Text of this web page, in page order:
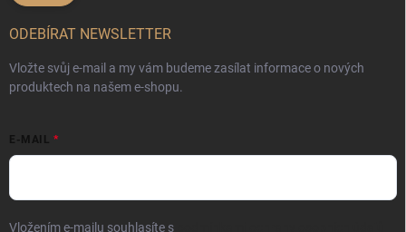
ODEBÍRAT NEWSLETTER
Vložte svůj e-mail a my vám budeme zasílat informace o nových
produktech na našem e-shopu.
E-MAIL
Vložením e-mailu souhlasíte s